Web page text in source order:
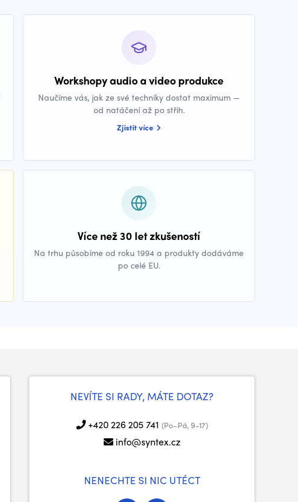
Workshopy audio a video produkce
Naučíme vás, jak ze své techniky dostat maximum —
od natáčení až po střih.
Zjistit více
Více než 30 let zkušeností
Na trhu působíme od roku 1994 a produkty dodáváme
po celé EU.
NEVÍTE SI RADY, MÁTE DOTAZ?
+420 226 205 741 (Po–Pá, 9-17)
info@syntex.cz
NENECHTE SI NIC UTÉCT